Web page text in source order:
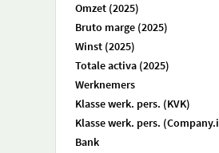
Omzet (2025)
Bruto marge (2025)
Winst (2025)
Totale activa (2025)
Werknemers
Klasse werk. pers. (KVK)
Klasse werk. pers.
Bank